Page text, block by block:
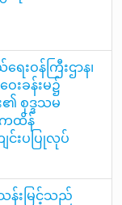
ေးဝန်ကြီးဌာန၊
းခန်းမ၌
၏ စုဒ္ဒသမ
ကထိန်
င်းပပြုလုပ်
န်းမြင့်သည်